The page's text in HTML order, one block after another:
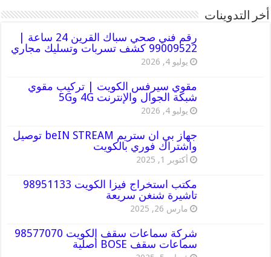
أخر التدوينات
رقم فني صحي سباك القرين 24 ساعة |
99009522 كشف تسربات وتسليك مجاري
يوليو 4, 2026
مقوي سيرفس الكويت | تركيب مقوي
شبكة الجوال والإنترنت 4G و5G
يوليو 4, 2026
جهاز بي ان ستريم beIN STREAM توصيل
واشتراك فوري بالكويت
أكتوبر 1, 2025
مكتب استخراج فيزا الكويت 98951133
تاشيرة شنغن سريعة
مارس 26, 2025
شركة سماعات سقف الكويت 98577070
سماعات سقف BOSE أصلية